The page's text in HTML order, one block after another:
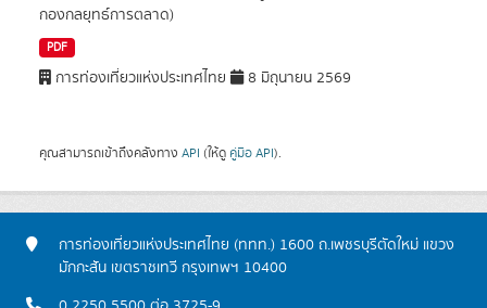
กองกลยุทธ์การตลาด)
PDF
การท่องเที่ยวแห่งประเทศไทย 8 มิถุนายน 2569
คุณสามารถเข้าถึงคลังทาง API (ให้ดู คู่มือ API).
การท่องเที่ยวแห่งประเทศไทย (ททท.) 1600 ถ.เพชรบุรีตัดใหม่ แขวง
มักกะสัน เขตราชเทวี กรุงเทพฯ 10400